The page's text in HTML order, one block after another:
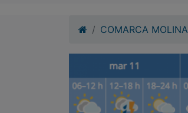
COMARCA MOLINA